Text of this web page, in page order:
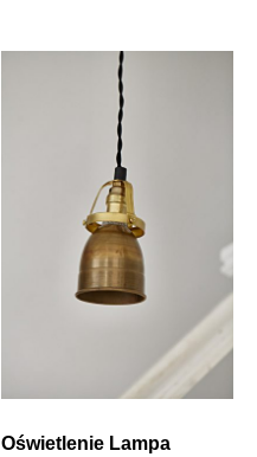
Oświetlenie Lampa